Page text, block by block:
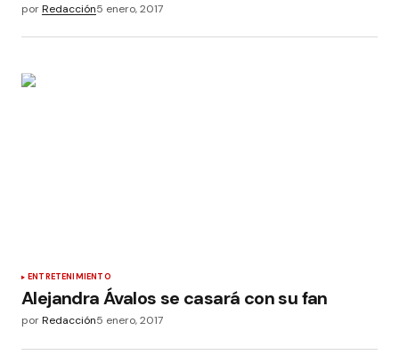
porRedacción5 enero, 2017
ENTRETENIMIENTO
Alejandra Ávalos se casará con su fan
porRedacción5 enero, 2017